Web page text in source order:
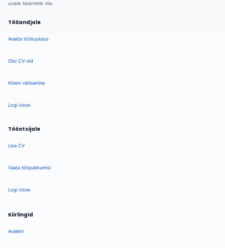
uuele tasemele viia.
Tööandjale
Avalda töökuulutus
Otsi CV-sid
Kiirem värbamine
Logi sisse
Tööotsijale
Lisa CV
Vaata tööpakkumisi
Logi sisse
Kiirlingid
Avaleht